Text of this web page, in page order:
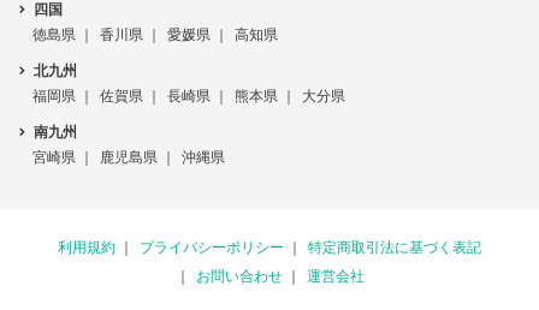
四国
徳島県
香川県 愛媛県 高知県
北九州
福岡県
佐賀県 長崎県 熊本県 大分県
南九州
宮崎県
鹿児島県 沖縄県
利用規約 プライバシーポリシー
特定商取引法に基づく表記
お問い合わせ
運営会社